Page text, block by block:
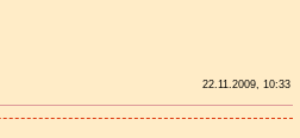
22.11.2009, 10:33